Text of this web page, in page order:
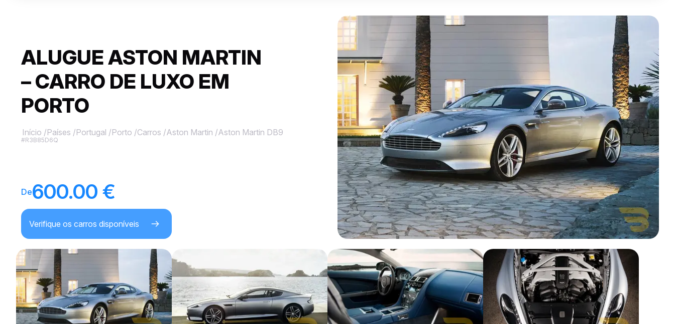
ALUGUE ASTON MARTIN
– CARRO DE LUXO EM
PORTO
Início /Países /Portugal /Porto /Carros /Aston Martin /Aston Martin DB9
#R3B85D6Q
De600.00 €
Verifique os carros disponíveis